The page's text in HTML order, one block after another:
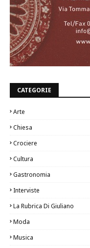
CATEGORIE
Arte
Chiesa
Crociere
Cultura
Gastronomia
Interviste
La Rubrica Di Giuliano
Moda
Musica